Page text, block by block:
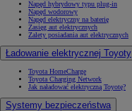
Napęd hybrydowy typu plug-in
Napęd wodorowy
Napęd elektryczny na baterię
Zasięg aut elektrycznych
Zalety posiadania aut elektrycznych
Ładowanie elektrycznej Toyoty
Toyota HomeCharge
Toyota Charging Network
Jak naładować elektryczną Toyotę?
Systemy bezpieczeństwa